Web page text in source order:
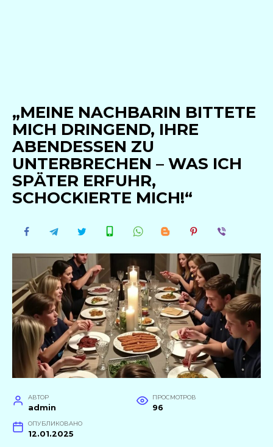
„MEINE NACHBARIN BITTETE
MICH DRINGEND, IHRE
ABENDESSEN ZU
UNTERBRECHEN – WAS ICH
SPÄTER ERFUHR,
SCHOCKIERTE MICH!“
АВТОР
admin
ПРОСМОТРОВ
96
ОПУБЛИКОВАНО
12.01.2025